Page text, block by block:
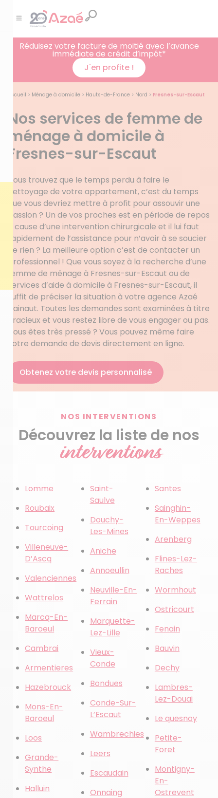
Réduisez votre facture de moitié avec l’avance
immédiate de crédit d’impôt*
J'en profite !
Accueil > Ménage à domicile > Hauts-de-France > Nord > Fresnes-sur-Escaut
Nos services de femme de
ménage à domicile à
Fresnes-sur-Escaut
Vous trouvez que le temps perdu à faire le
nettoyage de votre appartement, c’est du temps
que vous devriez mettre à profit pour assouvir une
passion ? Un de vos proches est en période de repos
à cause d’une intervention chirurgicale et il lui faut
rapidement de l’assistance pour n’avoir à se soucier
de rien ? La meilleure option c’est de contacter un
professionnel ! Que vous soyez à la recherche d’une
femme de ménage à Fresnes-sur-Escaut ou de
services d’aide à domicile à Fresnes-sur-Escaut, il
suffit de préciser la situation à votre agence Azaé
Hainaut. Toutes les demandes sont examinées à titre
gracieux et vous restez libre de vous engager ou pas.
Vous êtes très pressé ? Vous pouvez même faire
votre demande de devis directement en ligne.
Obtenez votre devis personnalisé
NOS INTERVENTIONS
Découvrez la liste de nos
interventions
Lomme
Roubaix
Tourcoing
Villeneuve-
D’Ascq
Valenciennes
Wattrelos
Marcq-En-
Baroeul
Cambrai
Armentieres
Hazebrouck
Mons-En-
Baroeul
Loos
Grande-
Synthe
Halluin
Saint-
Saulve
Douchy-
Les-Mines
Aniche
Annoeullin
Neuville-En-
Ferrain
Marquette-
Lez-Lille
Vieux-
Conde
Bondues
Conde-Sur-
L’Escaut
Wambrechies
Leers
Escaudain
Onnaing
Santes
Sainghin-
En-Weppes
Arenberg
Flines-Lez-
Raches
Wormhout
Ostricourt
Fenain
Bauvin
Dechy
Lambres-
Lez-Douai
Le quesnoy
Petite-
Foret
Montigny-
En-
Ostrevent